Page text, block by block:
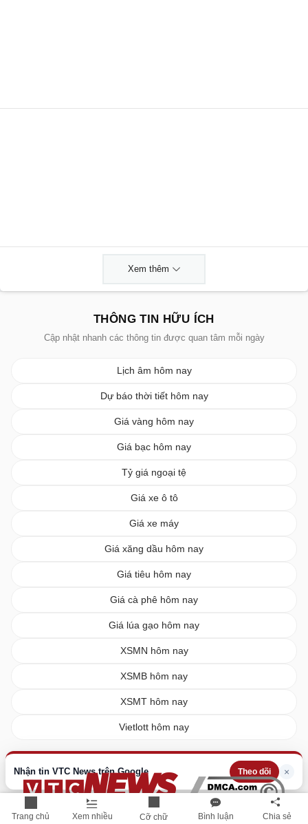
Trang chủ Xem nhiều Cỡ chữ Bình luận Chia sẻ
Nhận tin VTC News trên Google Theo dõi ×
Xem thêm
THÔNG TIN HỮU ÍCH
Cập nhật nhanh các thông tin được quan tâm mỗi ngày
Lịch âm hôm nay
Dự báo thời tiết hôm nay
Giá vàng hôm nay
Giá bạc hôm nay
Tỷ giá ngoại tệ
Giá xe ô tô
Giá xe máy
Giá xăng dầu hôm nay
Giá tiêu hôm nay
Giá cà phê hôm nay
Giá lúa gạo hôm nay
XSMN hôm nay
XSMB hôm nay
XSMT hôm nay
Vietlott hôm nay